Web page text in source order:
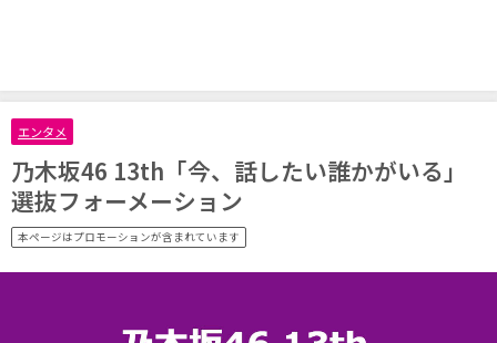
エンタメ
乃木坂46 13th「今、話したい誰かがいる」
選抜フォーメーション
本ページはプロモーションが含まれています